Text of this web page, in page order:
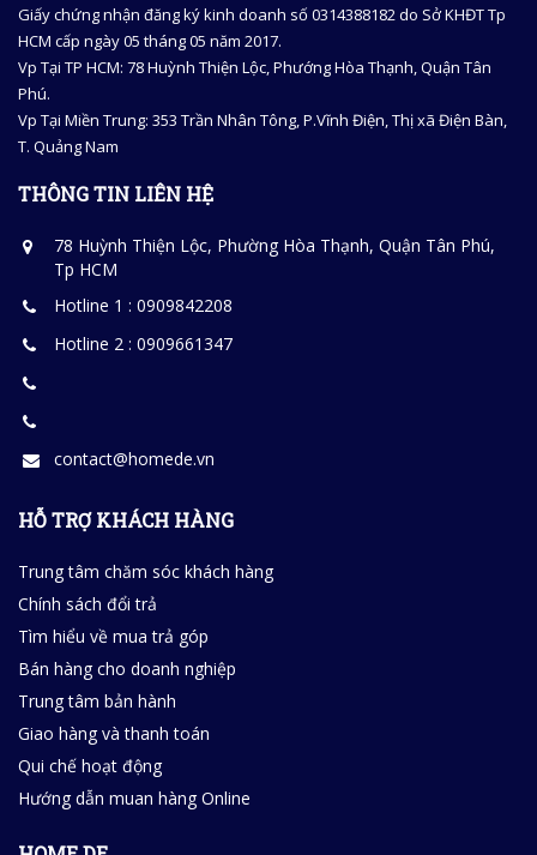
Giấy chứng nhận đăng ký kinh doanh số 0314388182 do Sở KHĐT Tp
HCM cấp ngày 05 tháng 05 năm 2017.
Vp Tại TP HCM: 78 Huỳnh Thiện Lộc, Phướng Hòa Thạnh, Quận Tân
Phú.
Vp Tại Miền Trung: 353 Trần Nhân Tông, P.Vĩnh Điện, Thị xã Điện Bàn,
T. Quảng Nam
THÔNG TIN LIÊN HỆ
78 Huỳnh Thiện Lộc, Phường Hòa Thạnh, Quận Tân Phú,
Tp HCM
Hotline 1 : 0909842208
Hotline 2 : 0909661347
contact@homede.vn
HỖ TRỢ KHÁCH HÀNG
Trung tâm chăm sóc khách hàng
Chính sách đổi trả
Tìm hiểu về mua trả góp
Bán hàng cho doanh nghiệp
Trung tâm bản hành
Giao hàng và thanh toán
Qui chế hoạt động
Hướng dẫn muan hàng Online